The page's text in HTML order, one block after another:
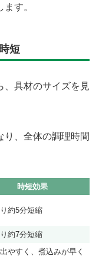
す。
短
、具材のサイズを見
り、全体の調理時間
時短効果
約5分短縮
約7分短縮
やすく、煮込みが早く